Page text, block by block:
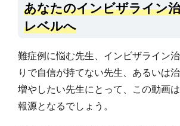
あなたのインビザライン
レベルへ
難症例に悩む先生、インビザライン
りで自信が持てない先生、あるいは
増やしたい先生にとって、この動画
報源となるでしょう。